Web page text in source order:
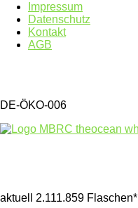
Impressum
Datenschutz
Kontakt
AGB
DE-ÖKO-006
aktuell 2.111.859 Flaschen*